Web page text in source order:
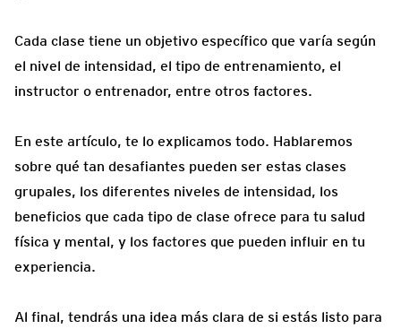
Cada clase tiene un objetivo específico que varía según
el nivel de intensidad, el tipo de entrenamiento, el
instructor o entrenador, entre otros factores.
En este artículo, te lo explicamos todo. Hablaremos
sobre qué tan desafiantes pueden ser estas clases
grupales, los diferentes niveles de intensidad, los
beneficios que cada tipo de clase ofrece para tu salud
física y mental, y los factores que pueden influir en tu
experiencia.
Al final, tendrás una idea más clara de si estás listo para